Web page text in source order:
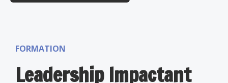
FORMATION
Leadership Impactant